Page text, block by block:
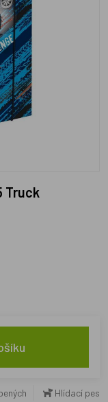
Truck
Hlídací pes